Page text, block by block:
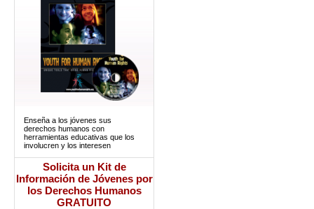
Enseña a los jóvenes sus
derechos humanos con
herramientas educativas que los
involucren y los interesen
Solicita un Kit de
Información de Jóvenes por
los Derechos Humanos
GRATUITO